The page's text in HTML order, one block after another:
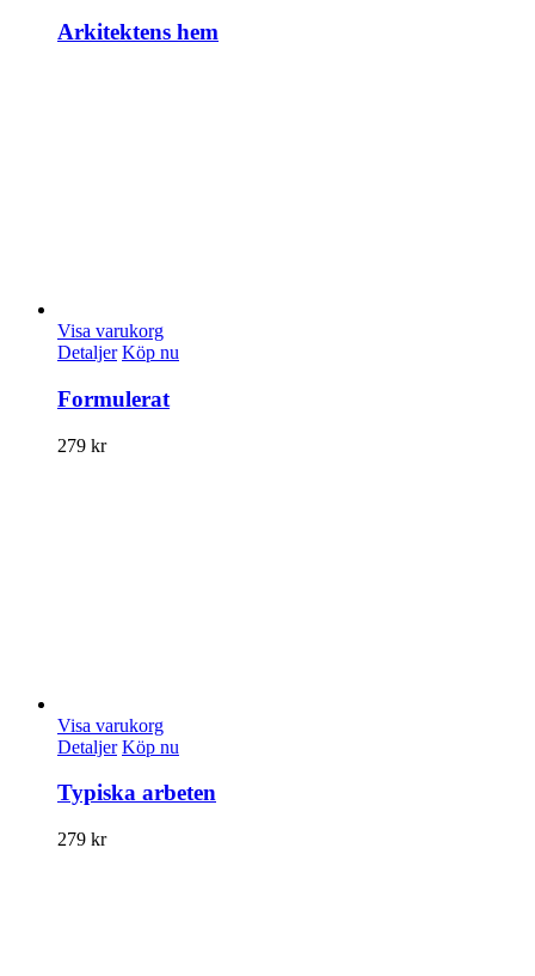
Arkitektens hem
Visa varukorg
Detaljer Köp nu
Formulerat
279 kr
Visa varukorg
Detaljer Köp nu
Typiska arbeten
279 kr